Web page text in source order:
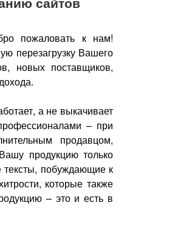
пожаловать к нам!
перезагрузку Вашего
новых поставщиков,
а не выкачивает
– при
продавцом,
продукцию только
побуждающие к
которые также
– это и есть в